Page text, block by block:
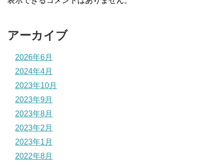
アーカイブ
2026年6月
2024年4月
2023年10月
2023年9月
2023年8月
2023年2月
2023年1月
2022年8月